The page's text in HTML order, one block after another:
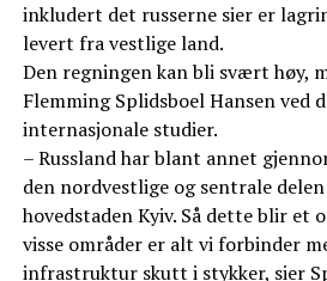
inkludert det russerne sier er
levert fra vestlige land.
Den regningen kan bli svært høy,
Flemming Splidsboel Hansen
internasjonale studier.
– Russland har blant annet
den nordvestlige og sentrale
hovedstaden Kyiv. Så dette blir et
visse områder er alt vi forbinder
infrastruktur skutt i stykker, sier